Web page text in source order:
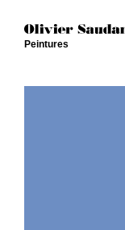
Peintures